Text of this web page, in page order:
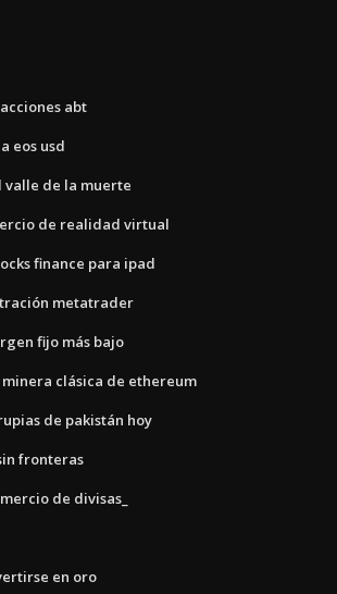
abt
eos usd
valle de la muerte
de realidad virtual
finance para ipad
metatrader
fijo más bajo
clásica de ethereum
de pakistán hoy
fronteras
de divisas_
en oro